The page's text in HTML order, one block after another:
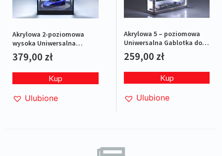
Akrylowa 2-poziomowa
wysoka Uniwersalna
Gablotka z ośw. LED i
obrotową platformą
379,00 zł
Kup
Ulubione
Akrylowa 5 – poziomowa
Uniwersalna Gablotka do
modeli 1:43 i 1:64 z ośw. LED
biała
259,00 zł
Kup
Ulubione